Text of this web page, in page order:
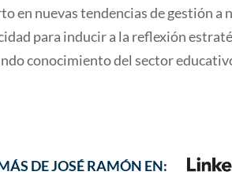
en nuevas tendencias de gestión a
para inducir a la reflexión
conocimiento del sector
DE JOSÉ RAMÓN EN: